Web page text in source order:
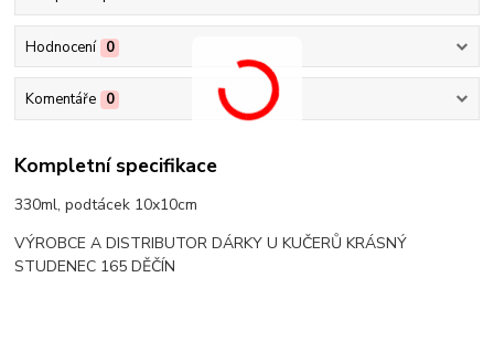
Hodnocení 0
Komentáře 0
Kompletní specifikace
330ml, podtácek 10x10cm
VÝROBCE A DISTRIBUTOR DÁRKY U KUČERŮ KRÁSNÝ
STUDENEC 165 DĚČÍN